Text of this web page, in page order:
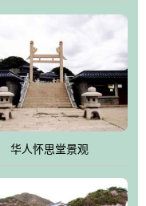
年、五行相生相克、天
结合到历史文化中。一
。客户选位，可依据生
兴趣爱好等等。堂中是
人陶渊明"亲戚或余悲，
后两句。反应了回归大
华人怀思堂景观